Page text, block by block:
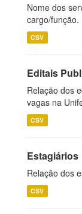
Nome dos
cargo/função.
CSV
Editais
Relação dos
vagas na
CSV
Estagiários
Relação dos
CSV